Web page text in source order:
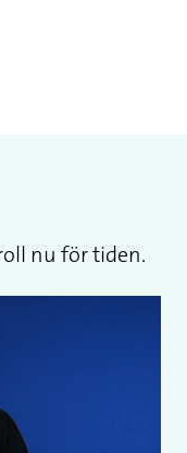
nu för tiden.